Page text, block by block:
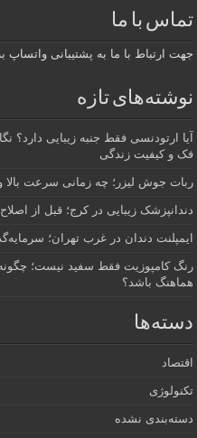
تماس با ما
جهت ارتباط با ما به پشتیبانی واتساپ به شماره 09056213048
نوشته‌های تازه
آیا ارتودنسی فقط جنبه زیبایی دارد؟
فک و کیفیت زندگی
ربات جوش لیزر؛ چه زمانی سرعت بالا
دندانپزشک زیبایی در کرج؛ قبل از
ایمپلنت دندان در غرب تهران؛
رنگ کامپوزیت فقط سفید نیست؛
هماهنگ باشد؟
دسته‌ها
اقتصاد
تکنولوژی
دسته‌بندی نشده